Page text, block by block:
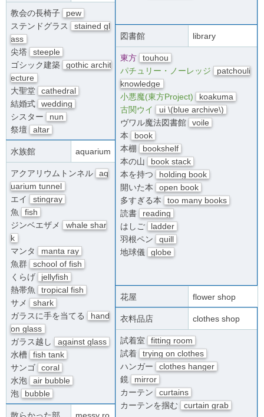
教会の長椅子
pew
ステンドグラス
stained gl
ass
尖塔
steeple
ゴシック建築
gothic archit
ecture
大聖堂
cathedral
結婚式
wedding
シスター
nun
祭壇
altar
図書館 library
東方
touhou
パチュリー・ノーレッジ
patchouli
knowledge
小悪魔(東方Project)
koakuma
古関ウイ
ui \(blue archive\)
ヴワル魔法図書館
voile
本
book
本棚
bookshelf
本の山
book stack
本を持つ
holding book
開いた本
open book
多すぎる本
too many books
読書
reading
はしご
ladder
羽根ペン
quill
地球儀
globe
水族館 aquarium
アクアリウムトンネル
aq
uarium tunnel
エイ
stingray
魚
fish
ジンベエザメ
whale shar
k
マンタ
manta ray
魚群
school of fish
くらげ
jellyfish
熱帯魚
tropical fish
サメ
shark
ガラスに手を当てる
hand
on glass
ガラス越し
against glass
水槽
fish tank
サンゴ
coral
水泡
air bubble
泡
bubble
花屋 flower shop
衣料品店 clothes shop
試着室
fitting room
試着
trying on clothes
ハンガー
clothes hanger
鏡
mirror
カーテン
curtains
カーテンを掴む
curtain grab
散らかった部
messy ro